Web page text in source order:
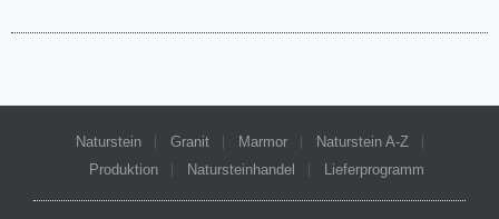
Naturstein Granit Marmor
Naturstein A-Z
Produktion
Natursteinhandel Lieferprogramm